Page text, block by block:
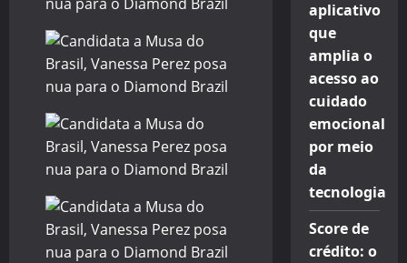
aplicativo
que
amplia o
acesso ao
cuidado
emocional
por meio
da
tecnologia
Score de
crédito: o